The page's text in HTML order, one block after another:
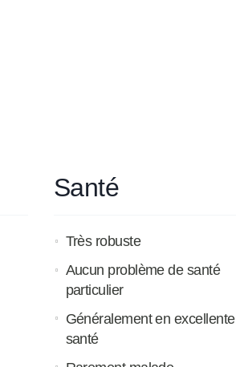
Santé
Très robuste
Aucun problème de santé
particulier
Généralement en excellente
santé